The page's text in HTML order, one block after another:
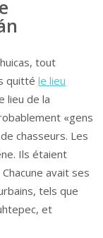
tout
quittéle lieu
lieu de la
«gens
chasseurs. Les
Ils étaient
avait ses
tels que
et